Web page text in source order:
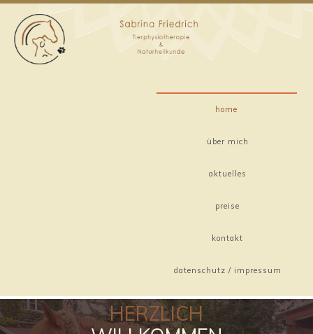
home
über mich
aktuelles
preise
kontakt
datenschutz / impressum
HERZLICH